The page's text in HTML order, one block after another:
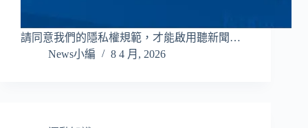
請同意我們的隱私權規範，才能啟用聽新聞…
News小編
8 4 月, 2026